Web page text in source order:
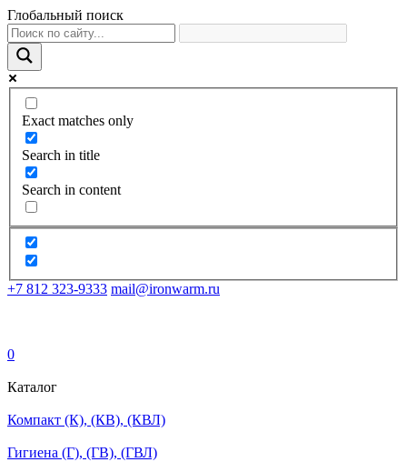
Глобальный поиск
Exact matches only
Search in title
Search in content
+7 812 323-9333 mail@ironwarm.ru
0
Каталог
Компакт (К), (КВ), (КВЛ)
Гигиена (Г), (ГВ), (ГВЛ)